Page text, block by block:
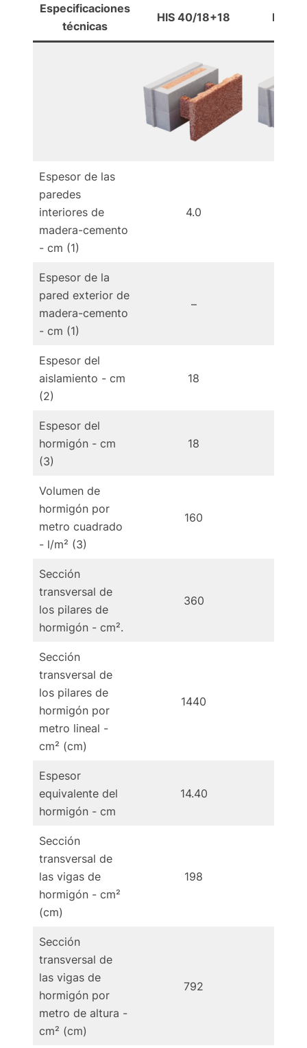
Especificaciones
técnicas
HlS 40/18+18 HlS
Espesor de las
paredes
interiores de
madera-cemento
- cm (1)
4.0
Espesor de la
pared exterior de
madera-cemento
- cm (1)
–
Espesor del
aislamiento - cm
(2)
18
Espesor del
hormigón - cm
(3)
18
Volumen de
hormigón por
metro cuadrado
- l/m² (3)
160
Sección
transversal de
los pilares de
hormigón - cm².
360
Sección
transversal de
los pilares de
hormigón por
metro lineal -
cm² (cm)
1440
Espesor
equivalente del
hormigón - cm
14.40
Sección
transversal de
las vigas de
hormigón - cm²
(cm)
198
Sección
transversal de
las vigas de
hormigón por
metro de altura -
cm² (cm)
792